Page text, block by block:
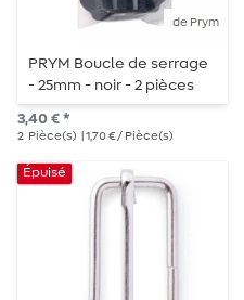
de Prym
PRYM Boucle de serrage
- 25mm - noir - 2 pièces
3,40 € *
2 Pièce(s) | 1,70 € / Pièce(s)
Épuisé